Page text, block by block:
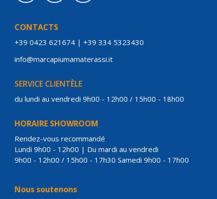
CONTACTS
+39 0423 621674 | +39 334 5323430
info@marcapiumamaterassi.it
SERVICE CLIENTÈLE
du lundi au vendredi 9h00 - 12h00 / 15h00 - 18h00
HORAIRE SHOWROOM
Rendez-vous recommandé
Lundi 9h00 - 12h00 | Du mardi au vendredi
9h00 - 12h00 / 15h00 - 17h30 Samedi 9h00 - 17h00
Nous soutenons